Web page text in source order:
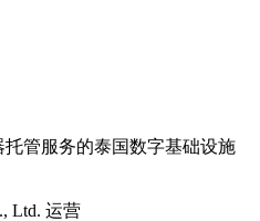
管服务的泰国数字基础设施
Ltd. 运营